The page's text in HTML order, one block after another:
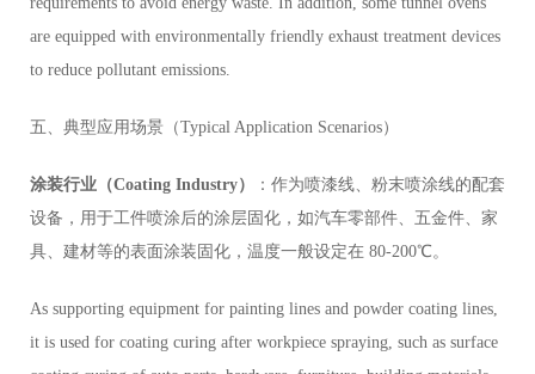
are equipped with environmentally friendly exhaust treatment devices
to reduce pollutant emissions.
五、典型应用场景（Typical Application Scenarios）
涂装行业（Coating Industry）
：作为喷漆线、粉末喷涂线的配套
设备，用于工件喷涂后的涂层固化，如汽车零部件、五金件、家
具、建材等的表面涂装固化，温度一般设定在 80-200℃。
As supporting equipment for painting lines and powder coating lines,
it is used for coating curing after workpiece spraying, such as surface